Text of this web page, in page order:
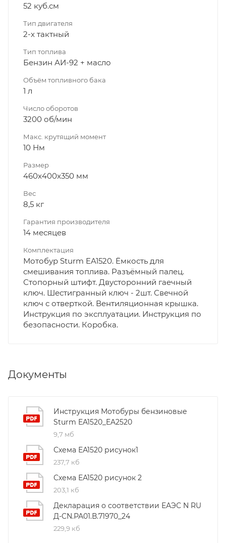
52 куб.см
Тип двигателя
2-х тактный
Тип топлива
Бензин АИ-92 + масло
Объём топливного бака
1 л
Число оборотов
3200 об/мин
Макс. крутящий момент
10 Нм
Размер
460x400x350 мм
Вес
8,5 кг
Гарантия производителя
14 месяцев
Комплектация
Мотобур Sturm EA1520. Ёмкость для
смешивания топлива. Разъёмный палец.
Стопорный штифт. Двусторонний гаечный
ключ. Шестигранный ключ - 2шт. Свечной
ключ с отверткой. Вентиляционная крышка.
Инструкция по эксплуатации. Инструкция по
безопасности. Коробка.
Документы
Инструкция Мотобуры бензиновые
Sturm EA1520_EA2520
9,7 мб
Схема ЕА1520 рисунок1
237,7 кб
Схема ЕА1520 рисунок 2
203,1 кб
Декларация о соответствии ЕАЭС N RU
Д-CN.РА01.В.71970_24
229,9 кб